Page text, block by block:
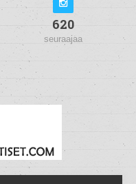
620
seuraajaa